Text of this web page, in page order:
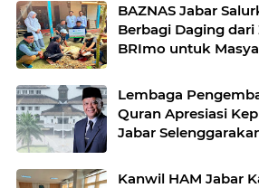
BAZNAS Jabar Salurkan Program
Berbagi Daging
BRImo untuk
Lembaga
Quran Apresiasi
Jabar
Kanwil HAM Jabar